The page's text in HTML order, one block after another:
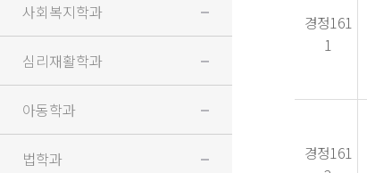
사회복지학과
심리재활학과
아동학과
법학과
경정161
1
경정161